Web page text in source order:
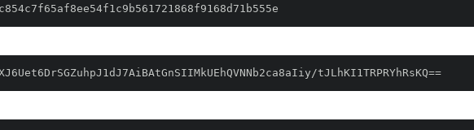
tJLhKI1TRPRYhRsKQ==